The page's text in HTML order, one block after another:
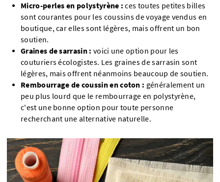
Micro-perles en polystyrène : ces toutes petites billes
sont courantes pour les coussins de voyage vendus en
boutique, car elles sont légères, mais offrent un bon
soutien.
Graines de sarrasin : voici une option pour les
couturiers écologistes. Les graines de sarrasin sont
légères, mais offrent néanmoins beaucoup de soutien.
Rembourrage de coussin en coton : généralement un
peu plus lourd que le rembourrage en polystyrène,
c'est une bonne option pour toute personne
recherchant une alternative naturelle.